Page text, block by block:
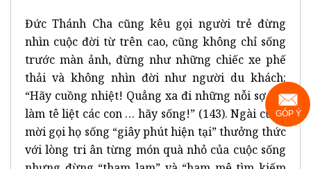
Đức Thánh Cha cũng kêu gọi người trẻ đừng
nhìn cuộc đời từ trên cao, cũng không chỉ sống
trước màn ảnh, đừng như những chiếc xe phế
thải và không nhìn đời như người du khách:
“Hãy cuồng nhiệt! Quẳng xa đi những nỗi sợ hãi
làm tê liệt các con … hãy sống!” (143). Ngài cũng
mời gọi họ sống “giây phút hiện tại” thưởng thức
với lòng tri ân từng món quà nhỏ của cuộc sống
GÓP Ý